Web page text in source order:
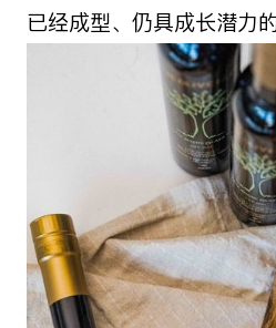
已经成型、仍具成长潜力